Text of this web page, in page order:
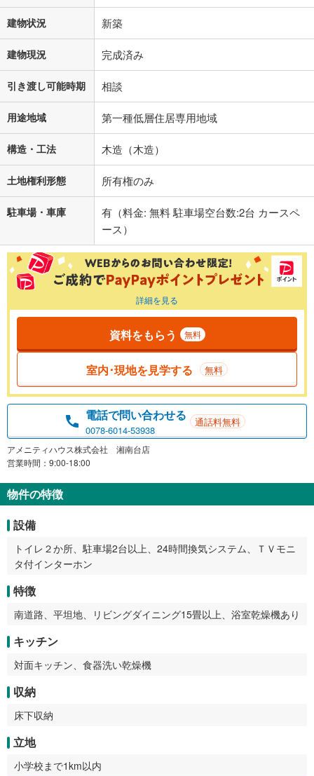
建物状況 新築
建物現況 完成済み
引き渡し可能時期 相談
用途地域 第一種低層住居専用地域
構造・工法 木造（木造）
土地権利形態 所有権のみ
駐車場・車庫
有（料金: 無料 駐車場空台数:2台 カースペ
ース）
詳細を見る
資料をもらう 無料
室内･現地を見学する 無料
電話で問い合わせる
0078-6014-53938
通話料無料
アメニティハウス株式会社 湘南台店
営業時間：9:00-18:00
物件の特徴
設備
トイレ２か所、駐車場2台以上、24時間換気システム、ＴＶモニ
タ付インターホン
特徴
南道路、平坦地、リビングダイニング15畳以上、浴室乾燥機あり
キッチン
対面キッチン、食器洗い乾燥機
収納
床下収納
立地
小学校まで1km以内